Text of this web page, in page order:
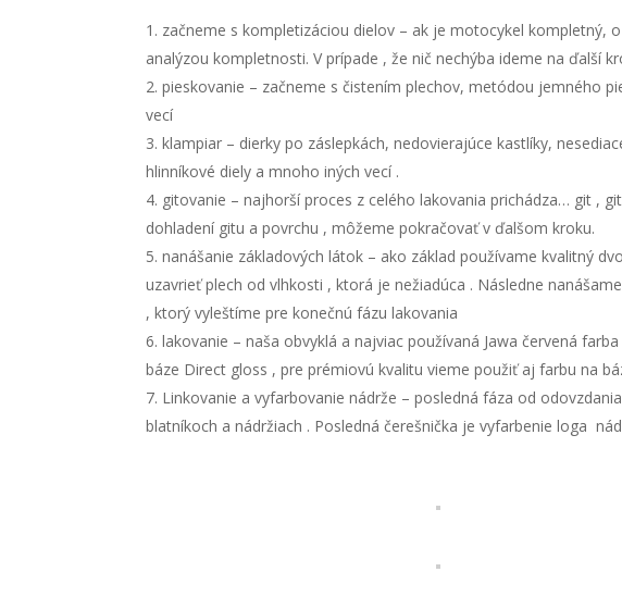
začneme s kompletizáciou dielov – ak je motocykel kompletný,
analýzou kompletnosti. V prípade , že nič nechýba ideme na ďalší
pieskovanie – začneme s čistením plechov, metódou jemného
vecí
klampiar – dierky po záslepkách, nedovierajúce kastlíky,
hlinníkové diely a mnoho iných vecí .
gitovanie – najhorší proces z celého lakovania prichádza… git ,
dohladení gitu a povrchu , môžeme pokračovať v ďalšom kroku.
nanášanie základových látok – ako základ používame kvalitný
uzavrieť plech od vlhkosti , ktorá je nežiadúca . Následne
, ktorý vyleštíme pre konečnú fázu lakovania
lakovanie – naša obvyklá a najviac používaná Jawa červená
báze Direct gloss , pre prémiovú kvalitu vieme použiť aj farbu na
Linkovanie a vyfarbovanie nádrže – posledná fáza od
blatníkoch a nádržiach . Posledná čerešnička je vyfarbenie loga